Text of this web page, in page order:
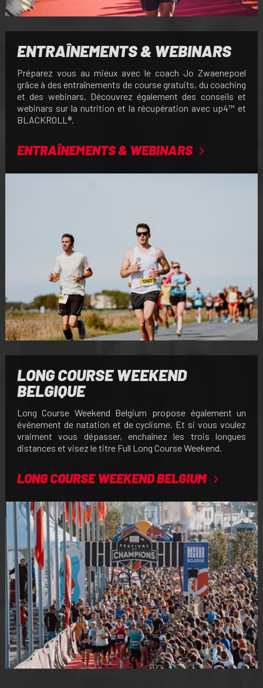
ENTRAÎNEMENTS & WEBINARS
Préparez vous au mieux avec le coach Jo Zwaenepoel
grâce à des entraînements de course gratuits, du coaching
et des webinars. Découvrez également des conseils et
webinars sur la nutrition et la récupération avec up4™ et
BLACKROLL®.
ENTRAÎNEMENTS & WEBINARS
LONG COURSE WEEKEND
BELGIQUE
Long Course Weekend Belgium propose également un
événement de natation et de cyclisme. Et si vous voulez
vraiment vous dépasser, enchaînez les trois longues
distances et visez le titre Full Long Course Weekend.
LONG COURSE WEEKEND BELGIUM